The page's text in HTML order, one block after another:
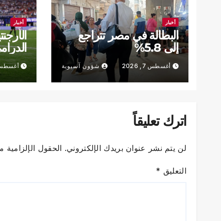
أخبار
البطالة في مصر تتراجع
إلى 5.8%
أغسطس 7, 2026 شؤون آسيوية
أخبار
أغسطس 7,
اترك تعليقاً
لن يتم نشر عنوان بريدك الإلكتروني. الحقول الإلزامية
التعليق *